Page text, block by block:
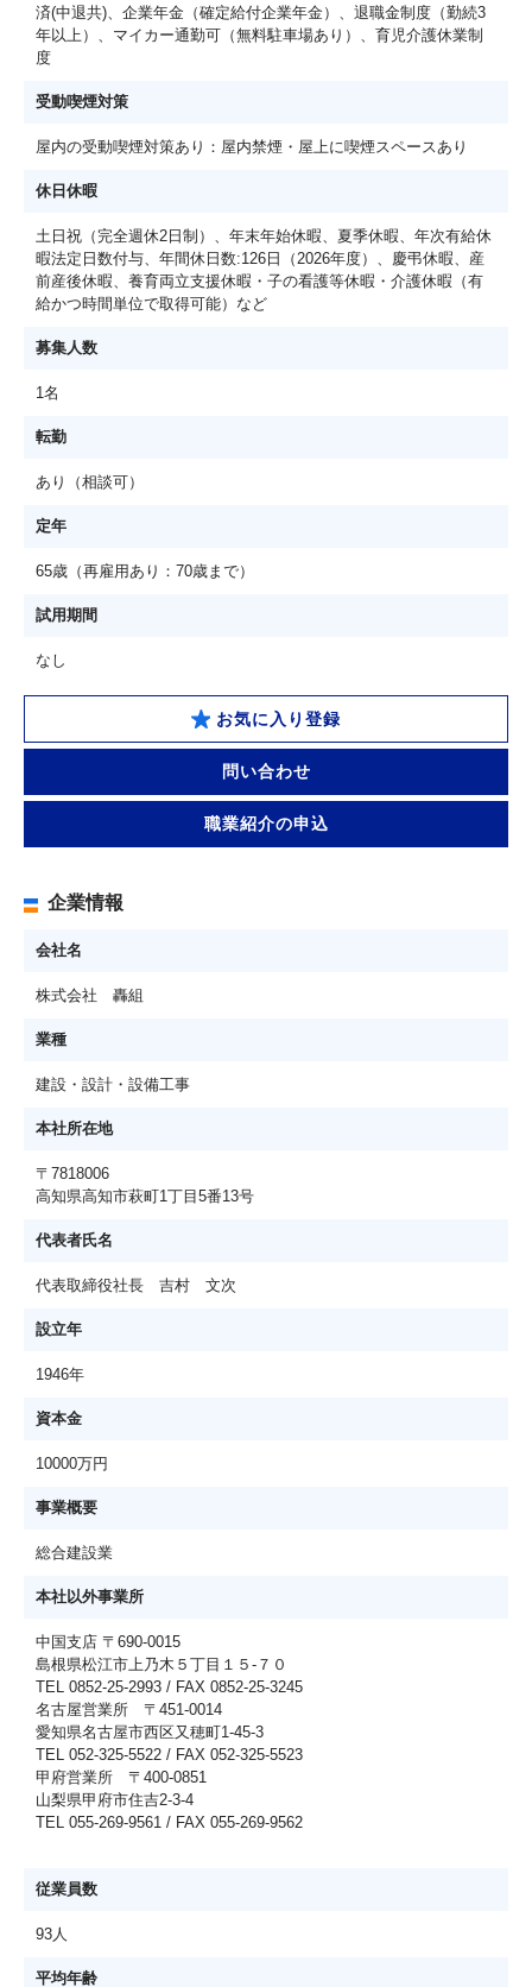
済(中退共)、企業年金（確定給付企業年金）、退職金制度（勤続3
年以上）、マイカー通勤可（無料駐車場あり）、育児介護休業制
度
受動喫煙対策
屋内の受動喫煙対策あり：屋内禁煙・屋上に喫煙スペースあり
休日休暇
土日祝（完全週休2日制）、年末年始休暇、夏季休暇、年次有給休
暇法定日数付与、年間休日数:126日（2026年度）、慶弔休暇、産
前産後休暇、養育両立支援休暇・子の看護等休暇・介護休暇（有
給かつ時間単位で取得可能）など
募集人数
1名
転勤
あり（相談可）
定年
65歳（再雇用あり：70歳まで）
試用期間
なし
お気に入り登録
問い合わせ
職業紹介の申込
企業情報
会社名
株式会社 轟組
業種
建設・設計・設備工事
本社所在地
〒7818006
高知県高知市萩町1丁目5番13号
代表者氏名
代表取締役社長 吉村 文次
設立年
1946年
資本金
10000万円
事業概要
総合建設業
本社以外事業所
中国支店 〒690-0015
島根県松江市上乃木５丁目１５-７０
TEL 0852-25-2993 / FAX 0852-25-3245
名古屋営業所 〒451-0014
愛知県名古屋市西区又穂町1-45-3
TEL 052-325-5522 / FAX 052-325-5523
甲府営業所 〒400-0851
山梨県甲府市住吉2-3-4
TEL 055-269-9561 / FAX 055-269-9562
従業員数
93人
平均年齢